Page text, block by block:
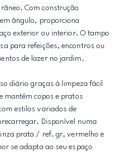
Com construção
ângulo, proporciona
exterior ou interior. O tampo
para refeições, encontros ou
de lazer no jardim.
diário graças à limpeza fácil
mantém copos e pratos
estilos variados de
Disponível numa
prata / ref. gr, vermelho e
se adapta ao seu espaço